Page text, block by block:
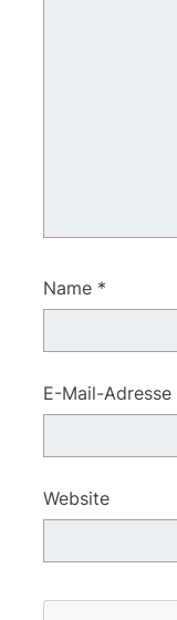
Name *
E-Mail-Adresse
Website